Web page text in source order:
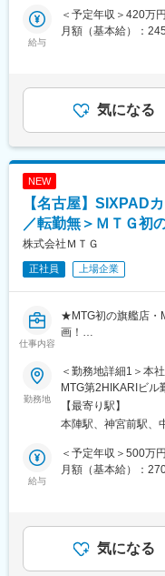
・土日祝休みの環
い
メ製品「プラスリス
や光治療中のデリ
たローションや美
・クリニック等へ自
日あたり2～3件の訪
・定期的に開催され
※遠方顧客の訪問や
◆業務の魅力：
・製品の企画やマー
・「どう工夫したら
けるか？」をお客様
◆組織構成と風土
配属部署には、課長
代女性3名、20代女
出し合い、新たな手
・平均残業：月10～
給与
＜予定年収＞420万
月額（基本給）：
業手当＞有＜給与
慮し決定いたしま
特別賞与あり）■そ
の金額であり、選考
額)は固定手当を含
気になる
NEW
【名古屋】SIXPAD
／転勤無＞ＭＴＧ初
株式会社ＭＴＧ
正社員 上場企業
仕事内容
★MTG初の旗艦店・
画！
ジション
★年収500～700万円
■募集背景：
・MTGは、美容・健
はじめ、数多くの
・このたび、熱田の
オープンすることと
■仕事内容：
・新本社併設の旗艦
ブランドエキスパ
勤務地
＜勤務地詳細1＞本
MTG第2HIKARIビル
煙対策：屋内全面
古屋市熱田区三本松
【最寄り駅】
本陣駅、神宮前駅、
給与
＜予定年収＞500万
月額（基本給）：
（1月、7月※初回昇
年2回（6月、12月
通じて上下する可
気になる